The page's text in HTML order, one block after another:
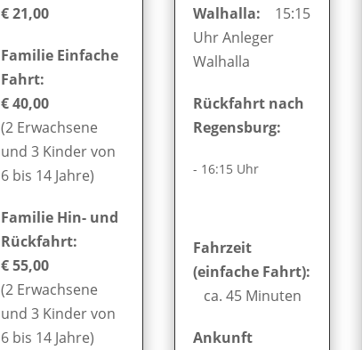
€ 21,00
Familie Einfache
Fahrt:
€ 40,00
(2 Erwachsene
und 3 Kinder von
6 bis 14 Jahre)
Familie Hin- und
Rückfahrt:
€ 55,00
(2 Erwachsene
und 3 Kinder von
6 bis 14 Jahre)
Walhalla: 15:15
Uhr Anleger
Walhalla
Rückfahrt nach
Regensburg:
- 16:15 Uhr
Fahrzeit
(einfache Fahrt):
ca. 45 Minuten
Ankunft